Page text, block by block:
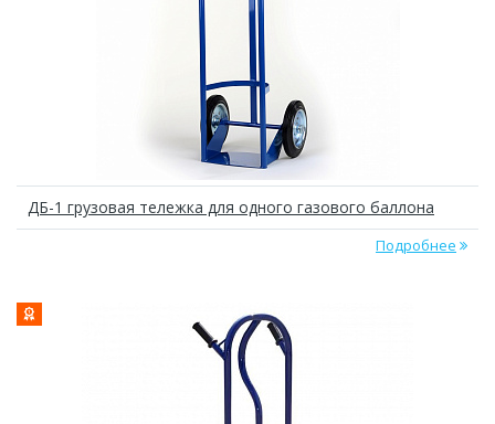
ДБ-1 грузовая тележка для одного газового баллона
Подробнее